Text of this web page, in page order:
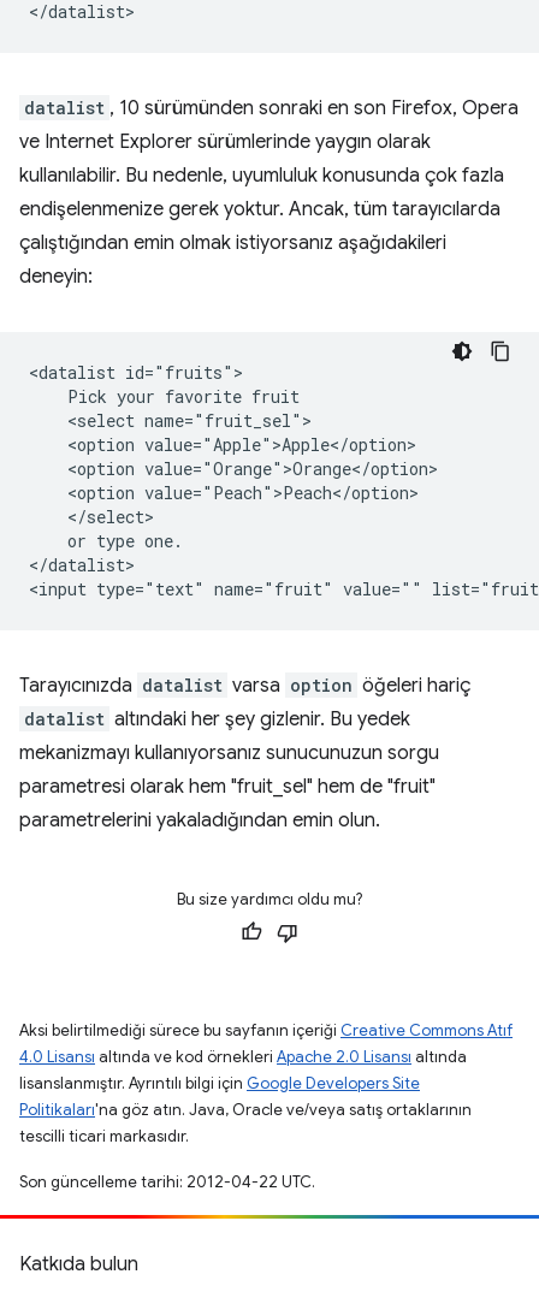
datalist , 10 sürümünden sonraki en son Firefox, Opera
ve Internet Explorer sürümlerinde yaygın olarak
kullanılabilir. Bu nedenle, uyumluluk konusunda çok fazla
endişelenmenize gerek yoktur. Ancak, tüm tarayıcılarda
çalıştığından emin olmak istiyorsanız aşağıdakileri
deneyin:
<datalist id="fruits">
    Pick your favorite fruit
    <select name="fruit_sel">
    <option value="Apple">Apple</option>
    <option value="Orange">Orange</option>
    <option value="Peach">Peach</option>
    </select>
    or type one.
</datalist>
Tarayıcınızda datalist varsa option öğeleri hariç
datalist altındaki her şey gizlenir. Bu yedek
mekanizmayı kullanıyorsanız sunucunuzun sorgu
parametresi olarak hem "fruit_sel" hem de "fruit"
parametrelerini yakaladığından emin olun.
Bu size yardımcı oldu mu?
Aksi belirtilmediği sürece bu sayfanın içeriği Creative Commons Atıf
4.0 Lisansı altında ve kod örnekleri Apache 2.0 Lisansı altında
lisanslanmıştır. Ayrıntılı bilgi için Google Developers Site
Politikaları'na göz atın. Java, Oracle ve/veya satış ortaklarının
tescilli ticari markasıdır.
Son güncelleme tarihi: 2012-04-22 UTC.
Katkıda bulun